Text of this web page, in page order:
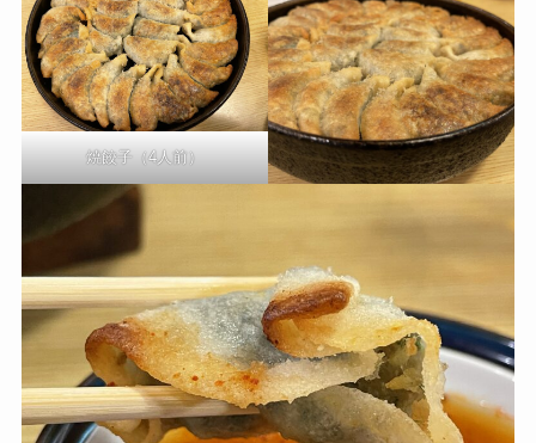
焼餃子（4人前）